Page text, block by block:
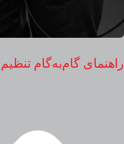
راهنمای گام‌به‌گام